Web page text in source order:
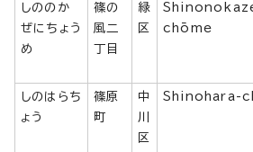
しののか
ぜにちょう
め
篠の
風二
丁目
緑
区
chōme
しのはらち
ょう
篠原
町
中
川
区
Shinohara-